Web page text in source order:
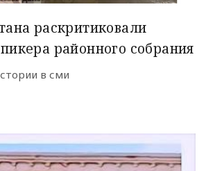
раскритиковали
районного собрания
в сми